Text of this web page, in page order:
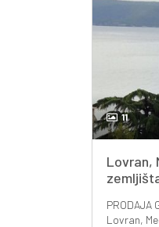
11
Lovran,
PRODAJA
Lovran,